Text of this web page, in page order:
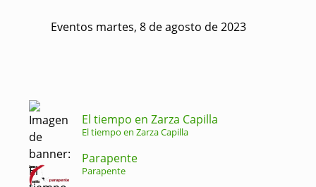
Eventos martes, 8 de agosto de 2023
El tiempo en Zarza Capilla
El tiempo en Zarza Capilla
Parapente
Parapente